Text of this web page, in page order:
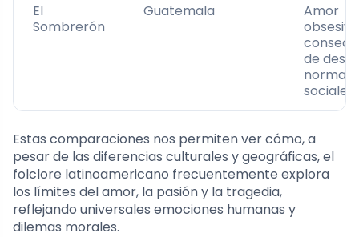
El
Sombrerón
Guatemala
Amor
de
normas
sociales
Estas comparaciones nos permiten ver cómo, a
pesar de las diferencias culturales y geográficas, el
folclore latinoamericano frecuentemente explora
los límites del amor, la pasión y la tragedia,
reflejando universales emociones humanas y
dilemas morales.